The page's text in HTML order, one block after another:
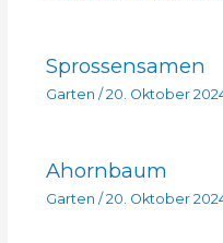
Sprossensamen
Garten / 20. Oktober
Ahornbaum
Garten /20. Oktober